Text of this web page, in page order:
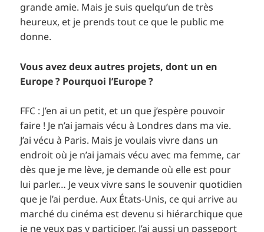
grande amie. Mais je suis quelqu’un de très
heureux, et je prends tout ce que le public me
donne.
Vous avez deux autres projets, dont un en
Europe ? Pourquoi l’Europe ?
FFC : J’en ai un petit, et un que j’espère pouvoir
faire ! Je n’ai jamais vécu à Londres dans ma vie.
J’ai vécu à Paris. Mais je voulais vivre dans un
endroit où je n’ai jamais vécu avec ma femme, car
dès que je me lève, je demande où elle est pour
lui parler… Je veux vivre sans le souvenir quotidien
que je l’ai perdue. Aux États-Unis, ce qui arrive au
marché du cinéma est devenu si hiérarchique que
je ne veux pas y participer. J’ai aussi un passeport